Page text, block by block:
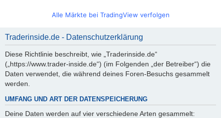
Alle Märkte bei TradingView verfolgen
Traderinside.de - Datenschutzerklärung
Diese Richtlinie beschreibt, wie „Traderinside.de“
(„https://www.trader-inside.de“) (im Folgenden „der Betreiber“) die
Daten verwendet, die während deines Foren-Besuchs gesammelt
werden.
UMFANG UND ART DER DATENSPEICHERUNG
Deine Daten werden auf vier verschiedene Arten gesammelt: